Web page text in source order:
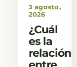
3 agosto,
2026
¿Cuál
es la
relación